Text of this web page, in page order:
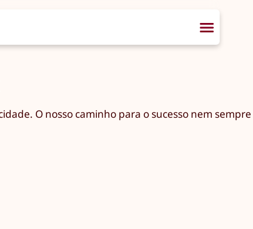
O nosso caminho para o sucesso nem sempre